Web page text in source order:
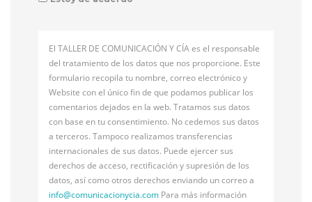
El TALLER DE COMUNICACIÓN Y CÍA es el responsable
del tratamiento de los datos que nos proporcione. Este
formulario recopila tu nombre, correo electrónico y
Website con el único fin de que podamos publicar los
comentarios dejados en la web. Tratamos sus datos
con base en tu consentimiento. No cedemos sus datos
a terceros. Tampoco realizamos transferencias
internacionales de sus datos. Puede ejercer sus
derechos de acceso, rectificación y supresión de los
datos, así como otros derechos enviando un correo a
info@comunicacionycia.com Para más información